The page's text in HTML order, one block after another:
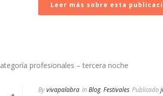
Leer más sobre esta
Byvivapalabra In Blog, Festivales Publicado